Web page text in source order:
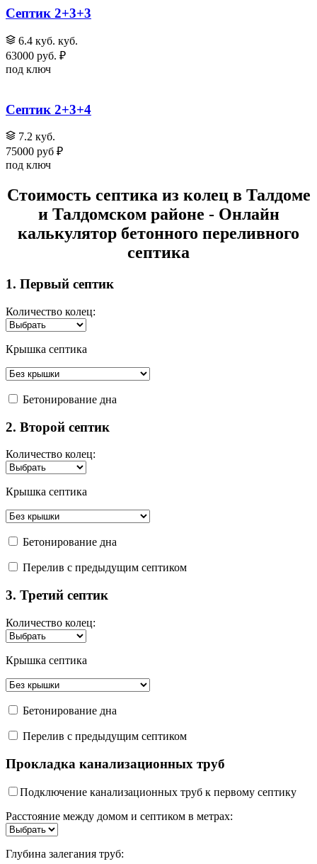
Септик 2+3+3
6.4 куб. куб.
63000 руб. ₽
под ключ
Септик 2+3+4
7.2 куб.
75000 руб ₽
под ключ
Стоимость септика из колец в Талдоме
и Талдомском районе - Онлайн
калькулятор бетонного переливного
септика
1. Первый септик
Количество колец:
Крышка септика
Бетонирование дна
2. Второй септик
Количество колец:
Крышка септика
Бетонирование дна
Перелив с предыдущим септиком
3. Третий септик
Количество колец:
Крышка септика
Бетонирование дна
Перелив с предыдущим септиком
Прокладка канализационных труб
Подключение канализационных труб к первому септику
Расстояние между домом и септиком в метрах:
Глубина залегания труб: